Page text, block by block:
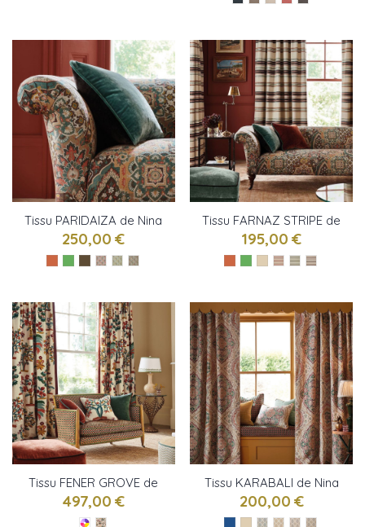
Tissu PARIDAIZA de Nina
Campbell
250,00 €
Tissu FARNAZ STRIPE de
Nina Campbell
195,00 €
Tissu FENER GROVE de
Nina Campbell
497,00 €
Tissu KARABALI de Nina
Campbell
200,00 €